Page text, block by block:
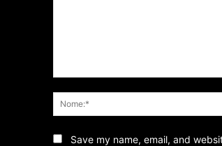
Save my name, email, and